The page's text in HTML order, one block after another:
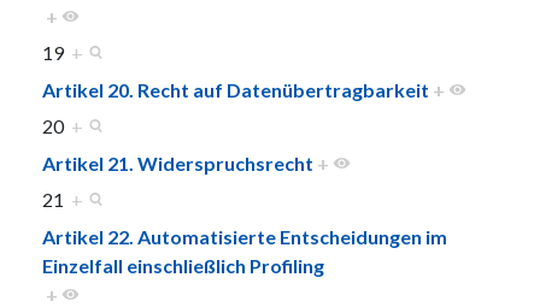
+
19 +
Artikel 20. Recht auf Datenübertragbarkeit +
20 +
Artikel 21. Widerspruchsrecht +
21 +
Artikel 22. Automatisierte Entscheidungen im
Einzelfall einschließlich Profiling
+